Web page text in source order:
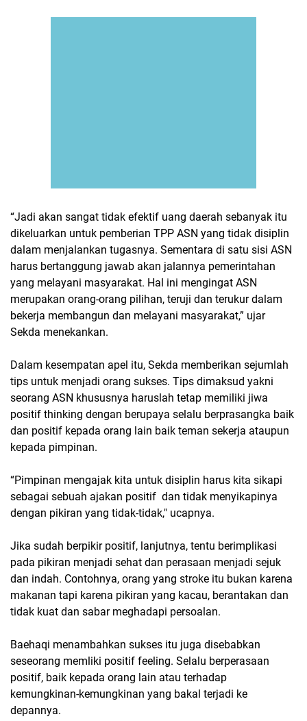
“Jadi akan sangat tidak efektif uang daerah sebanyak itu
dikeluarkan untuk pemberian TPP ASN yang tidak disiplin
dalam menjalankan tugasnya. Sementara di satu sisi ASN
harus bertanggung jawab akan jalannya pemerintahan
yang melayani masyarakat. Hal ini mengingat ASN
merupakan orang-orang pilihan, teruji dan terukur dalam
bekerja membangun dan melayani masyarakat,” ujar
Sekda menekankan.
Dalam kesempatan apel itu, Sekda memberikan sejumlah
tips untuk menjadi orang sukses. Tips dimaksud yakni
seorang ASN khususnya haruslah tetap memiliki jiwa
positif thinking dengan berupaya selalu berprasangka baik
dan positif kepada orang lain baik teman sekerja ataupun
kepada pimpinan.
“Pimpinan mengajak kita untuk disiplin harus kita sikapi
sebagai sebuah ajakan positif dan tidak menyikapinya
dengan pikiran yang tidak-tidak," ucapnya.
Jika sudah berpikir positif, lanjutnya, tentu berimplikasi
pada pikiran menjadi sehat dan perasaan menjadi sejuk
dan indah. Contohnya, orang yang stroke itu bukan karena
makanan tapi karena pikiran yang kacau, berantakan dan
tidak kuat dan sabar meghadapi persoalan.
Baehaqi menambahkan sukses itu juga disebabkan
seseorang memliki positif feeling. Selalu berperasaan
positif, baik kepada orang lain atau terhadap
kemungkinan-kemungkinan yang bakal terjadi ke
depannya.